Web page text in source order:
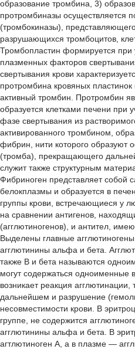
образование тромбина, 3)
протромбиназы осуществляется
(тромбокиназы),
разрушающихся тромбоцитов,
Тромбопластин формируется при
плазменных факторов
свертывания крови
протромбина кровяных
активный тромбин. Протромбин
образуется клетками печени при
фазе свертывания из
активированного тромбином,
фибрин, нити которого образуют
(тромба), прекращающего
служит также структурным
Фибриноген представляет собой
белокплазмы и образуется в
группы крови, встречающиеся у
на сравнении антигенов,
(агглютиногенов), и антител,
Выделены главные
агглютинины альфа и бета.
также В и бета называются
могут содержаться одноименные
возникает реакция агглютинации,
дальнейшем и разрушение
несовместимости крови. В
группе, не содержится
агглютинины альфа и бета. В
агтлютиноген А, а в плазме —